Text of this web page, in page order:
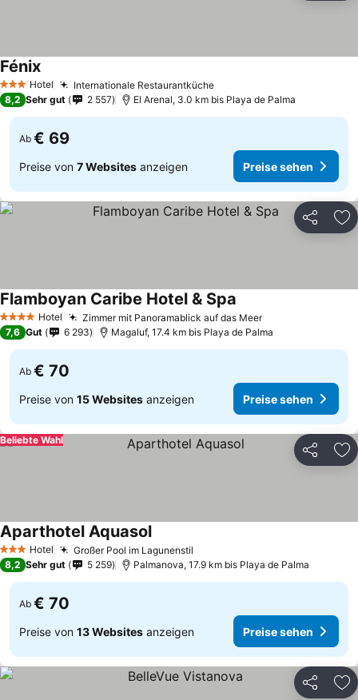
3 SterneHotel Internationale Restaurantküche
Fénix
8,2 Sehr gut 2 557 El Arenal, 3.0 km bis Playa de Palma
Ab € 69
Preise von 7 Websites anzeigen Preise sehen
Teilen
4 Sterne Hotel Zimmer mit Panoramablick auf das Meer
Flamboyan Caribe Hotel & Spa
7,6 Gut 6 293 Magaluf, 17.4 km bis Playa de Palma
Ab € 70
Preise von 15 Websites anzeigen Preise sehen
Teilen
Beliebte Wahl
3 SterneHotel Großer Pool im Lagunenstil
Aparthotel Aquasol
8,2 Sehr gut 5 259 Palmanova, 17.9 km bis Playa de Palma
Ab € 70
Preise von 13 Websites anzeigen Preise sehen
Teilen